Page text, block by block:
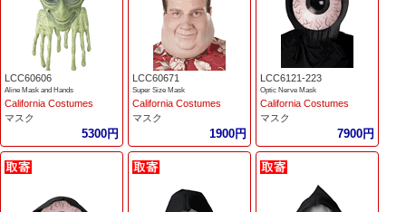
LCC60606
Aline Mask and Hands
California Costumes
マスク
5300円
LCC60671
Super Size Mask
California Costumes
マスク
1900円
LCC6121-223
Optic Nerve Mask
California Costumes
マスク
7900円